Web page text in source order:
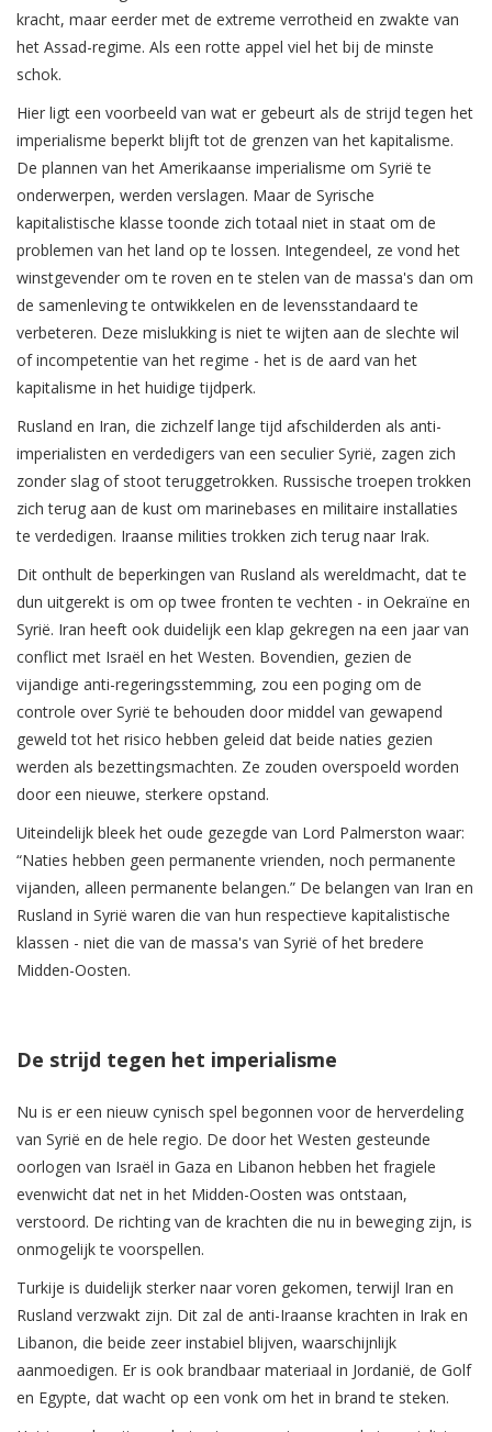
kracht, maar eerder met de extreme verrotheid en zwakte van
het Assad-regime. Als een rotte appel viel het bij de minste
schok.
Hier ligt een voorbeeld van wat er gebeurt als de strijd tegen het
imperialisme beperkt blijft tot de grenzen van het kapitalisme.
De plannen van het Amerikaanse imperialisme om Syrië te
onderwerpen, werden verslagen. Maar de Syrische
kapitalistische klasse toonde zich totaal niet in staat om de
problemen van het land op te lossen. Integendeel, ze vond het
winstgevender om te roven en te stelen van de massa's dan om
de samenleving te ontwikkelen en de levensstandaard te
verbeteren. Deze mislukking is niet te wijten aan de slechte wil
of incompetentie van het regime - het is de aard van het
kapitalisme in het huidige tijdperk.
Rusland en Iran, die zichzelf lange tijd afschilderden als anti-
imperialisten en verdedigers van een seculier Syrië, zagen zich
zonder slag of stoot teruggetrokken. Russische troepen trokken
zich terug aan de kust om marinebases en militaire installaties
te verdedigen. Iraanse milities trokken zich terug naar Irak.
Dit onthult de beperkingen van Rusland als wereldmacht, dat te
dun uitgerekt is om op twee fronten te vechten - in Oekraïne en
Syrië. Iran heeft ook duidelijk een klap gekregen na een jaar van
conflict met Israël en het Westen. Bovendien, gezien de
vijandige anti-regeringsstemming, zou een poging om de
controle over Syrië te behouden door middel van gewapend
geweld tot het risico hebben geleid dat beide naties gezien
werden als bezettingsmachten. Ze zouden overspoeld worden
door een nieuwe, sterkere opstand.
Uiteindelijk bleek het oude gezegde van Lord Palmerston waar:
“Naties hebben geen permanente vrienden, noch permanente
vijanden, alleen permanente belangen.” De belangen van Iran en
Rusland in Syrië waren die van hun respectieve kapitalistische
klassen - niet die van de massa's van Syrië of het bredere
Midden-Oosten.
De strijd tegen het imperialisme
Nu is er een nieuw cynisch spel begonnen voor de herverdeling
van Syrië en de hele regio. De door het Westen gesteunde
oorlogen van Israël in Gaza en Libanon hebben het fragiele
evenwicht dat net in het Midden-Oosten was ontstaan,
verstoord. De richting van de krachten die nu in beweging zijn, is
onmogelijk te voorspellen.
Turkije is duidelijk sterker naar voren gekomen, terwijl Iran en
Rusland verzwakt zijn. Dit zal de anti-Iraanse krachten in Irak en
Libanon, die beide zeer instabiel blijven, waarschijnlijk
aanmoedigen. Er is ook brandbaar materiaal in Jordanië, de Golf
en Egypte, dat wacht op een vonk om het in brand te steken.